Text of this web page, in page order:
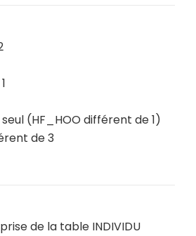
(HF_HOO différent de 1)
de 3
de la table INDIVIDU